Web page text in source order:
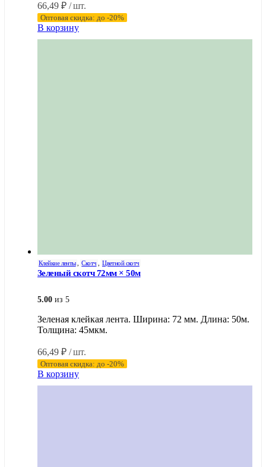
66,49 ₽ / шт.
Оптовая скидка: до -20%
В корзину
Клейкие ленты, Скотч , Цветной скотч
Зеленый скотч 72мм × 50м
5.00 из 5
Зеленая клейкая лента. Ширина: 72 мм. Длина: 50м.
Толщина: 45мкм.
66,49 ₽ / шт.
Оптовая скидка: до -20%
В корзину